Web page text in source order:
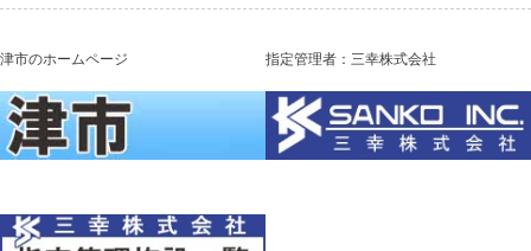
津市のホームページ 指定管理者：三幸株式会社